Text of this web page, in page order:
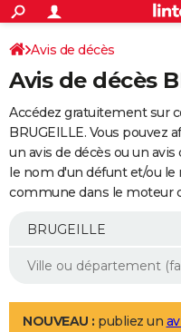
ACTUALITÉS
Politique
Société
Faits Divers
Education
Monde
Villes
+
SPORT
Coupe du monde 2026
Football
Tennis
Cyclisme
Rugby
Forum
Programme TV
TNT
Streaming
Cinéma
Sorties cinéma
Musique
+
FINANCE
Impôts
Immobilier
Risques naturels par ville
Banque
Assurance
Crédit
AUTO
Essais
Réserver un essai
Citadines
Berlines
SUV
Forum auto
+
Mobiles
Meilleur smartphone
Internet
Ordinateurs
Jeux vidéo
Guide high-tech
Aménagement intérieur
LIFESTYLE
Avis de décès
Avis de décès
Accédez gratuitement sur
BRUGEILLE. Vous pouvez
un avis de décès ou un
le nom d'un défunt et/ou le
commune dans le moteur
NOUVEAU : publiez un